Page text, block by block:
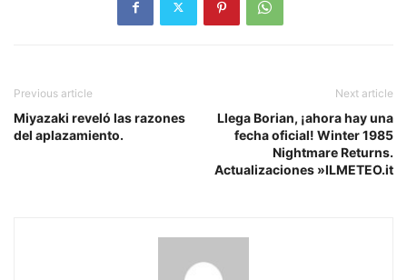
Previous article
Miyazaki reveló las razones
del aplazamiento.
Next article
Llega Borian, ¡ahora hay una
fecha oficial! Winter 1985
Nightmare Returns.
Actualizaciones »ILMETEO.it